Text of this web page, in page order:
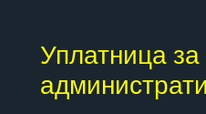
Уплатница за